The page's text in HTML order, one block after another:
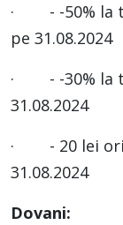
· - -50% la
pe 31.08.2024
· - -30% la
31.08.2024
· - 20 lei
31.08.2024
Dovani: